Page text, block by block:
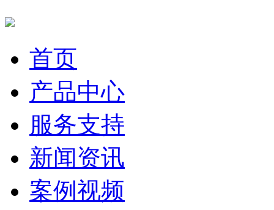
首页
产品中心
服务支持
新闻资讯
案例视频